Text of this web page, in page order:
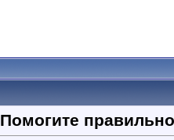
Помогите